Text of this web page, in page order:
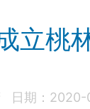
立桃
日期：